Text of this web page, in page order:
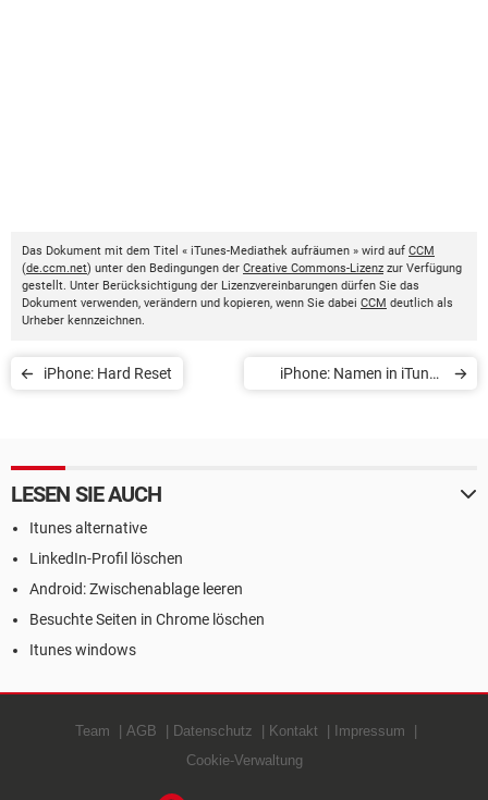
Das Dokument mit dem Titel « iTunes-Mediathek aufräumen » wird auf CCM
(de.ccm.net) unter den Bedingungen der Creative Commons-Lizenz zur Verfügung
gestellt. Unter Berücksichtigung der Lizenzvereinbarungen dürfen Sie das
Dokument verwenden, verändern und kopieren, wenn Sie dabei CCM deutlich als
Urheber kennzeichnen.
iPhone: Hard Reset
iPhone: Namen in iTunes
LESEN SIE AUCH
Itunes alternative
LinkedIn-Profil löschen
Android: Zwischenablage leeren
Besuchte Seiten in Chrome löschen
Itunes windows
Team AGB Datenschutz Kontakt
Impressum
Cookie-Verwaltung